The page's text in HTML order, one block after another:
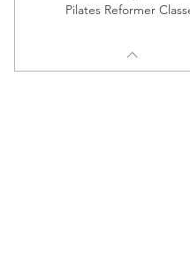
Pilates Reformer